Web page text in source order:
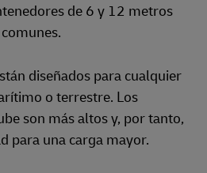
de 6 y 12 metros
diseñados para cualquier
o terrestre. Los
son más altos y, por tanto,
para una carga mayor.